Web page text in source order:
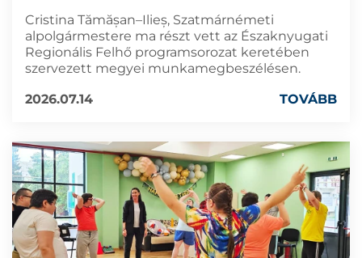
Cristina Tămășan–Ilieș, Szatmárnémeti
alpolgármestere ma részt vett az Északnyugati
Regionális Felhő programsorozat keretében
szervezett megyei munkamegbeszélésen.
2026.07.14
TOVÁBB